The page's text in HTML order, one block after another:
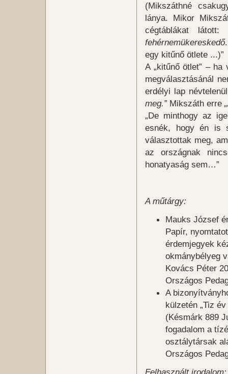
(Mikszáthné
lánya. Mikor
cégtáblákat látott:
fehérnemükereskedő
egy kitűnő ötlete ...)”
A „kitűnő ötlet” –
megválasztásánál
erdélyi lap
meg.”Mikszáth erre
„De minthogy az
esnék, hogy én is
választottak meg,
az országnak
honatyaság sem…”
A műtárgy:
Mauks József
Papír,
érdemjegyek
okmánybélyeg
Kovács Péter
Országos
A
külzetén „Tiz
(Késmárk 889
fogadalom a
osztálytársak
Országos
Felhasznált irodalom: